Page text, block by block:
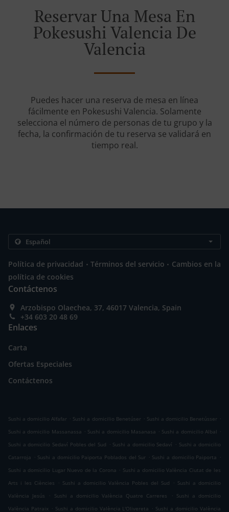
Reservar Una Mesa En
Pokesushi Valencia De
Valencia
Puedes hacer una reserva de mesa en línea
fácilmente en Pokesushi Valencia. Solamente
selecciona el número de personas de tu grupo y la
fecha, la confirmación de tu reserva se validará en
tiempo real.
Política de privacidad . Términos del servicio . Cambios en la
política de cookies
Contáctenos
Arzobispo Olaechea, 37, 46017 Valencia, Spain
+34 603 20 48 69
Enlaces
Carta
Ofertas Especiales
Contáctenos
Sushi a domicilio Alfafar . Sushi a domicilio Benetúser . Sushi a domicilio Benetússer .
Sushi a domicilio Massanassa . Sushi a domicilio Masanasa . Sushi a domicilio Albal .
Sushi a domicilio Sedaví Pobles del Sud . Sushi a domicilio Sedaví . Sushi a domicilio
Catarroja . Sushi a domicilio Paiporta Poblados del Sur . Sushi a domicilio Paiporta .
Sushi a domicilio Lugar Nuevo de la Corona . Sushi a domicilio València Ciutat de les
Arts i les Ciències
. Sushi a domicilio València Pobles del Sud . Sushi a domicilio
València Jesús
. Sushi a domicilio València Quatre Carreres . Sushi a domicilio
València Patraix . Sushi a domicilio València L'Olivereta . Sushi a domicilio València